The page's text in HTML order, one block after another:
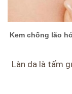
Kem chống lão
Làn da là tấm